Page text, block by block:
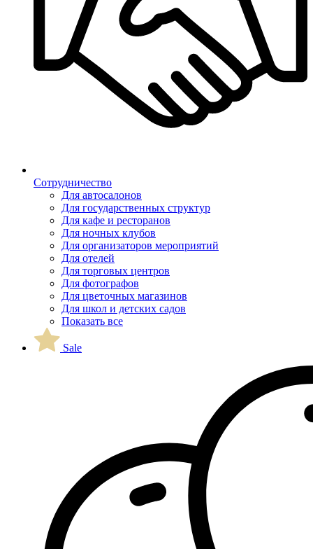
Сотрудничество
Для автосалонов
Для государственных структур
Для кафе и ресторанов
Для ночных клубов
Для организаторов мероприятий
Для отелей
Для торговых центров
Для фотографов
Для цветочных магазинов
Для школ и детских садов
Показать все
Sale